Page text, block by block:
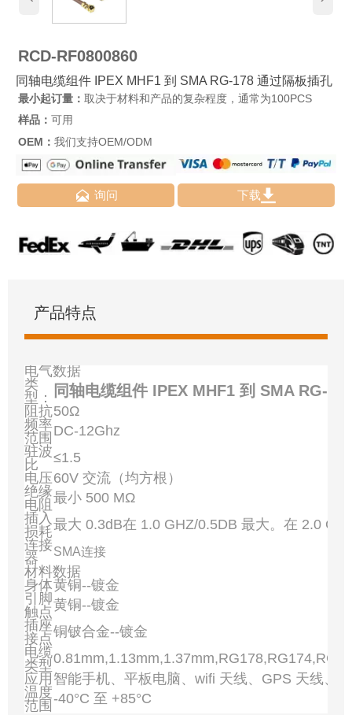
RCD-RF0800860
同轴电缆组件 IPEX MHF1 到 SMA RG-178 通过隔板插孔
最小起订量： 取决于材料和产品的复杂程度，通常为100PCS
样品： 可用
OEM： 我们支持OEM/ODM
 询问 下载
产品特点
电气数据
类
型：
同轴电缆组件 IPEX MHF1 到 SMA RG-
阻抗50Ω
频率
范围 DC-12Ghz
驻波
比
≤1.5
电压60V 交流（均方根）
绝缘
电阻 最小 500 MΩ
插入
损耗最大 0.3dB在 1.0 GHZ/0.5DB 最大。在 2.0
连接
器
SMA连接
材料数据
身体黄铜--镀金
引脚
触点黄铜--镀金
插座
接点铜铍合金--镀金
电缆
类型
应用 智能手机、平板电脑、wifi 天线、GPS 天线、
温度
范围 -40°C 至 +85°C